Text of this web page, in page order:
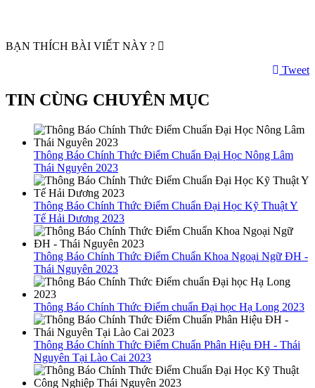
BẠN THÍCH BÀI VIẾT NÀY ?
Tweet
TIN CÙNG CHUYÊN MỤC
Thông Báo Chính Thức Điểm Chuẩn Đại Học Nông Lâm
Thái Nguyên 2023
Thông Báo Chính Thức Điểm Chuẩn Đại Học Kỹ Thuật Y
Tế Hải Dương 2023
Thông Báo Chính Thức Điểm Chuẩn Khoa Ngoại Ngữ ĐH -
Thái Nguyên 2023
Thông Báo Chính Thức Điểm chuẩn Đại học Hạ Long 2023
Thông Báo Chính Thức Điểm Chuẩn Phân Hiệu ĐH - Thái
Nguyên Tại Lào Cai 2023